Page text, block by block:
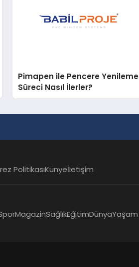
Pimapen ile Pencere Yenileme
Süreci Nasıl İlerler?
PolitikasıKünyeİletişim
MagazinSağlıkEğitimDünyaYaşam